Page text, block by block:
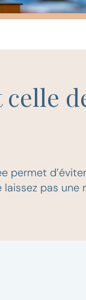
permet
pas une